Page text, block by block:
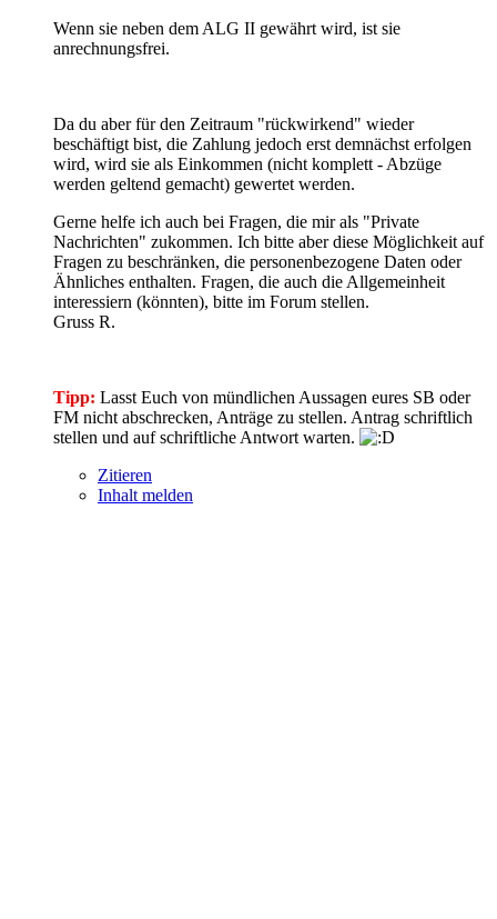
Wenn sie neben dem ALG II gewährt wird, ist sie
anrechnungsfrei.
Da du aber für den Zeitraum "rückwirkend" wieder
beschäftigt bist, die Zahlung jedoch erst demnächst erfolgen
wird, wird sie als Einkommen (nicht komplett - Abzüge
werden geltend gemacht) gewertet werden.
Gerne helfe ich auch bei Fragen, die mir als "Private
Nachrichten" zukommen. Ich bitte aber diese Möglichkeit auf
Fragen zu beschränken, die personenbezogene Daten oder
Ähnliches enthalten. Fragen, die auch die Allgemeinheit
interessiern (könnten), bitte im Forum stellen.
Gruss R.
Tipp: Lasst Euch von mündlichen Aussagen eures SB oder
FM nicht abschrecken, Anträge zu stellen. Antrag schriftlich
stellen und auf schriftliche Antwort warten.
Zitieren
Inhalt melden